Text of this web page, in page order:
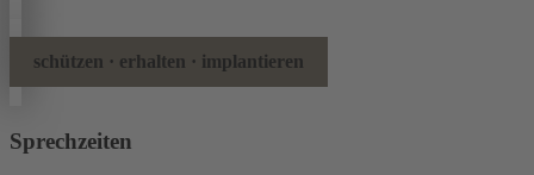
schützen · erhalten · implantieren
Sprechzeiten